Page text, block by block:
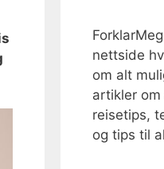
nettside
om alt
artikler
reisetips,
og tips til